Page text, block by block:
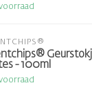
- 100ml